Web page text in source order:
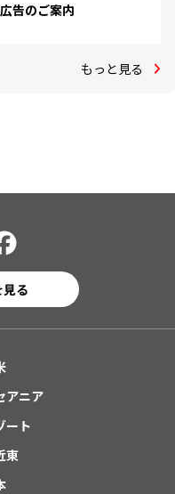
告のご案内
もっと見る
る
アニア
ート
東